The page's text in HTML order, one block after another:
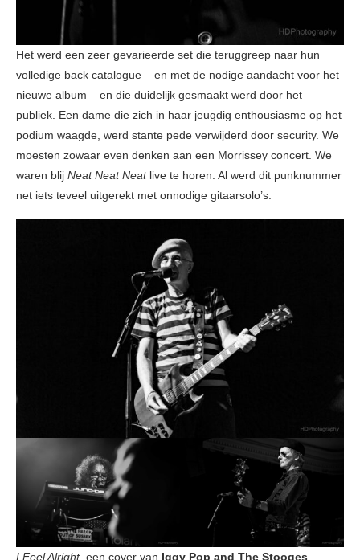
Het werd een zeer gevarieerde set die teruggreep naar hun
volledige back catalogue – en met de nodige aandacht voor het
nieuwe album – en die duidelijk gesmaakt werd door het
publiek. Een dame die zich in haar jeugdig enthousiasme op het
podium waagde, werd stante pede verwijderd door security. We
moesten zowaar even denken aan een Morrissey concert. We
waren blij Neat Neat Neatlive te horen. Al werd dit punknummer
net iets teveel uitgerekt met onnodige gitaarsolo’s.
I Feel Alright, een cover van Iggy Pop and The Stooges